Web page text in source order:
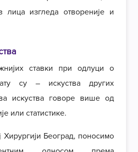
лица изгледа отвореније и
ставки при одлуци о
су – искуства других
искуства говоре више од
или статистике.
Хирургији Београд, поносимо